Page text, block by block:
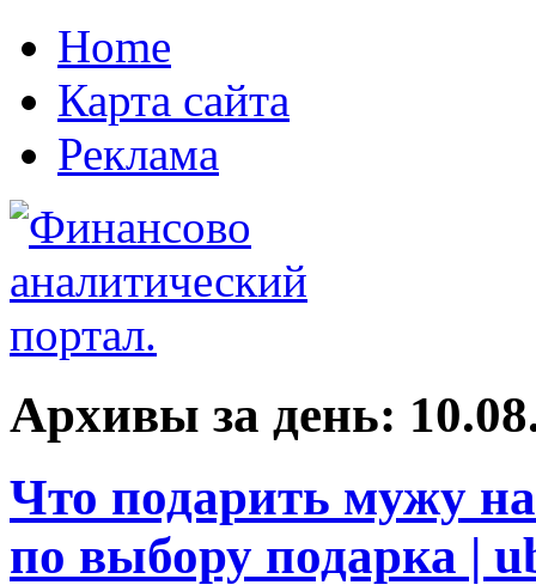
Home
Карта сайта
Реклама
Архивы за день:
Что подарить мужу
по выбору подарка |